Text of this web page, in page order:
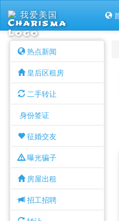
我爱美国
热点新闻
皇后区租房
二手转让
身份签证
征婚交友
曝光骗子
房屋出租
招工招聘